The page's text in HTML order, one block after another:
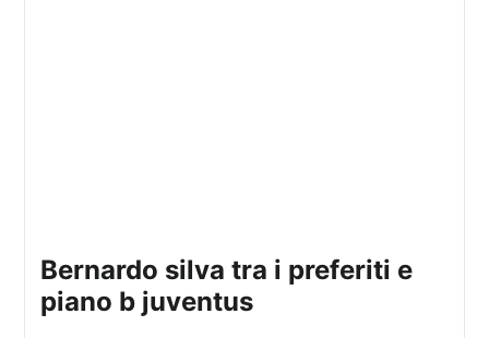
bernardo silva tra i preferiti e
piano b juventus